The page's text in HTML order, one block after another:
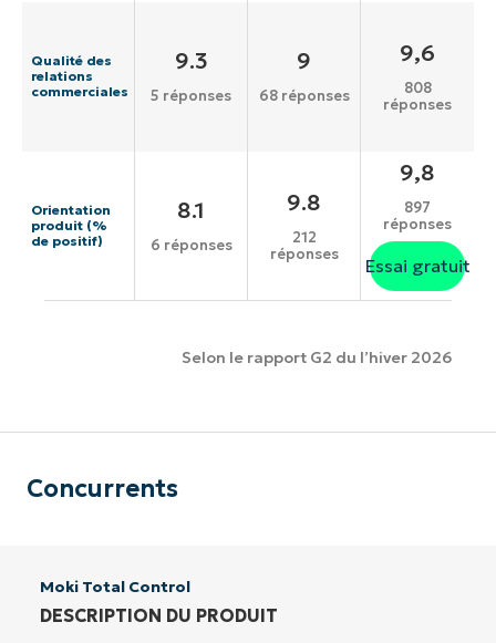
Qualité des
relations
commerciales
9.3
5 réponses
9
68 réponses
9,6
808
réponses
Orientation
produit (%
de positif)
8.1
6 réponses
9.8
212
réponses
9,8
897
réponses
Essai gratuit
Selon le rapport G2 du l’hiver 2026
Concurrents
Moki Total Control
DESCRIPTION DU PRODUIT